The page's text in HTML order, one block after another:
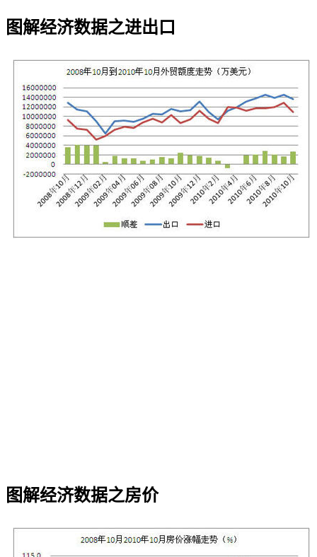
图解经济数据之进出口
图解经济数据之房价